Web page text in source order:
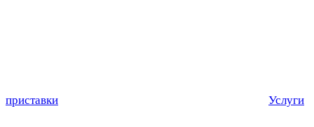
приставки Услуги